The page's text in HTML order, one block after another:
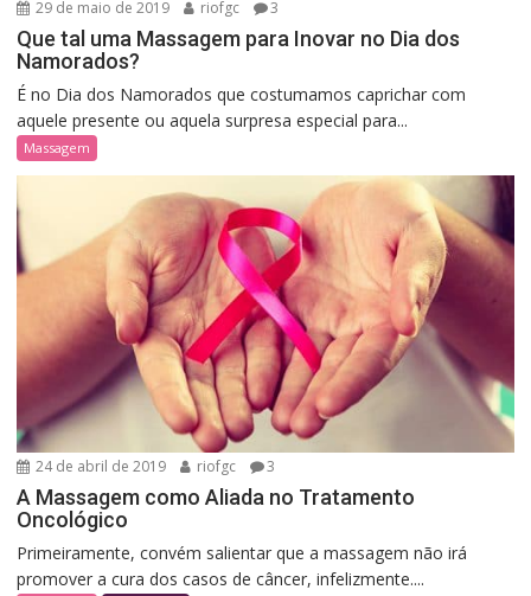
29 de maio de 2019 riofgc 3
Que tal uma Massagem para Inovar no Dia dos
Namorados?
É no Dia dos Namorados que costumamos caprichar com
aquele presente ou aquela surpresa especial para...
Massagem
24 de abril de 2019 riofgc 3
A Massagem como Aliada no Tratamento
Oncológico
Primeiramente, convém salientar que a massagem não irá
promover a cura dos casos de câncer, infelizmente....